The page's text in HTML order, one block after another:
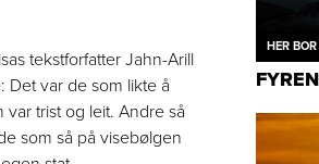
tekstforfatter Jahn-Arill
Det var de som likte å
trist og leit. Andre så
som så på visebølgen
HER